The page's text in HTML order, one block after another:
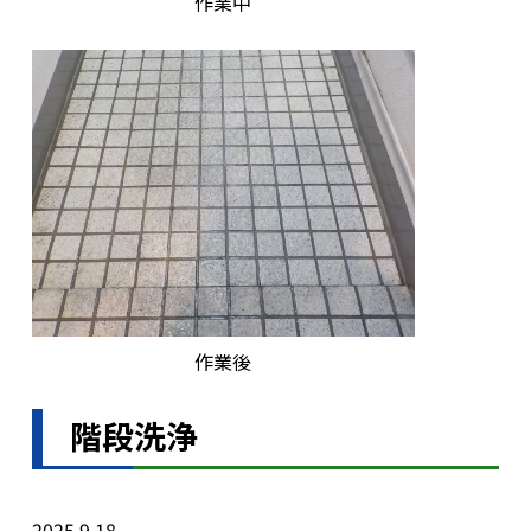
作業後
階段洗浄